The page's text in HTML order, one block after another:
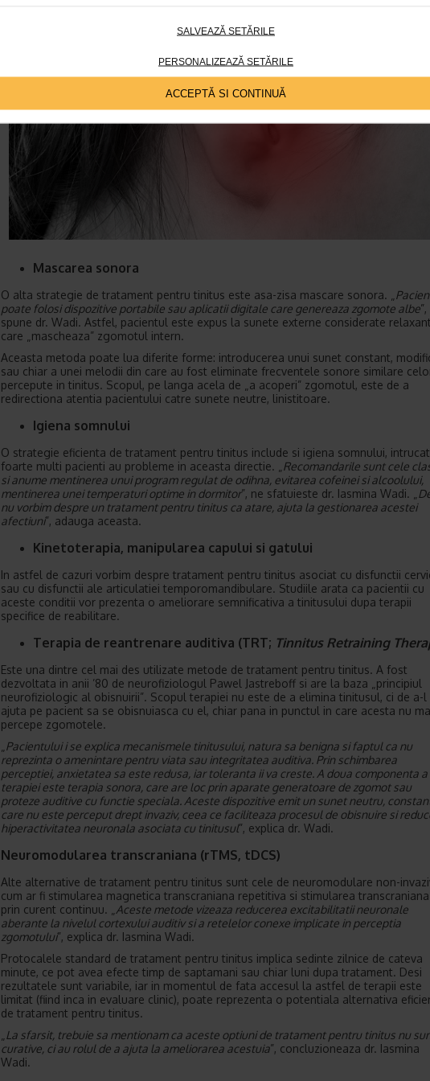
SALVEAZĂ SETĂRILE
PERSONALIZEAZĂ SETĂRILE
ACCEPTĂ SI CONTINUĂ
Mascarea sonora
O alta strategie de tratament pentru tinitus este asa-zisa mascare sonora. „
poate folosi dispozitive portabile sau aplicatii digitale care genereaza zgomote albe”,
spune dr. Wadi. Astfel, pacientul este expus la sunete externe considerate
care „mascheaza” zgomotul intern.
Aceasta metoda poate lua diferite forme: introducerea unui sunet constant,
sau chiar a unei melodii din care au fost eliminate frecventele sonore similare
percepute in tinitus. Scopul, pe langa acela de „a acoperi” zgomotul, este de a
redirectiona atentia pacientului catre sunete neutre, linistitoare.
Igiena somnului
O strategie eficienta de tratament pentru tinitus include si igiena somnului, intrucat
foarte multi pacienti au probleme in aceasta directie. „ Recomandarile sunt cele
si anume mentinerea unui program regulat de odihna, evitarea cofeinei si alcoolului,
mentinerea unei temperaturi optime in dormitor”, ne sfatuieste dr. Iasmina Wadi. „
nu vorbim despre un tratament pentru tinitus ca atare, ajuta la gestionarea acestei
afectiuni”, adauga aceasta.
Kinetoterapia, manipularea capului si gatului
In astfel de cazuri vorbim despre tratament pentru tinitus asociat cu disfunctii
sau cu disfunctii ale articulatiei temporomandibulare. Studiile arata ca pacientii cu
aceste conditii vor prezenta o ameliorare semnificativa a tinitusului dupa terapii
specifice de reabilitare.
Terapia de reantrenare auditiva (TRT; Tinnitus Retraining
Este una dintre cel mai des utilizate metode de tratament pentru tinitus. A fost
dezvoltata in anii ’80 de neurofiziologul Pawel Jastreboff si are la baza „principiul
neurofiziologic al obisnuirii”. Scopul terapiei nu este de a elimina tinitusul, ci de a-l
ajuta pe pacient sa se obisnuiasca cu el, chiar pana in punctul in care acesta nu
percepe zgomotele.
Pacientului i se explica mecanismele tinitusului, natura sa benigna si faptul ca nu
reprezinta o amenintare pentru viata sau integritatea auditiva. Prin schimbarea
perceptiei, anxietatea sa este redusa, iar toleranta ii va creste. A doua componenta a
terapiei este terapia sonora, care are loc prin aparate generatoare de zgomot sau
proteze auditive cu functie speciala. Aceste dispozitive emit un sunet neutru,
care nu este perceput drept invaziv, ceea ce faciliteaza procesul de obisnuire si
hiperactivitatea neuronala asociata cu tinitusul”, explica dr. Wadi.
Neuromodularea transcraniana (rTMS, tDCS)
Alte alternative de tratament pentru tinitus sunt cele de neuromodulare non-
cum ar fi stimularea magnetica transcraniana repetitiva si stimularea transcraniana
prin curent continuu. „ Aceste metode vizeaza reducerea excitabilitatii neuronale
aberante la nivelul cortexului auditiv si a retelelor conexe implicate in perceptia
zgomotului”, explica dr. Iasmina Wadi.
Protocalele standard de tratament pentru tinitus implica sedinte zilnice de cateva
minute, ce pot avea efecte timp de saptamani sau chiar luni dupa tratament. Desi
rezultatele sunt variabile, iar in momentul de fata accesul la astfel de terapii este
limitat (fiind inca in evaluare clinic), poate reprezenta o potentiala alternativa
de tratament pentru tinitus.
La sfarsit, trebuie sa mentionam ca aceste optiuni de tratament pentru tinitus nu
curative, ci au rolul de a ajuta la ameliorarea acestuia”, concluzioneaza dr. Iasmina
Wadi.